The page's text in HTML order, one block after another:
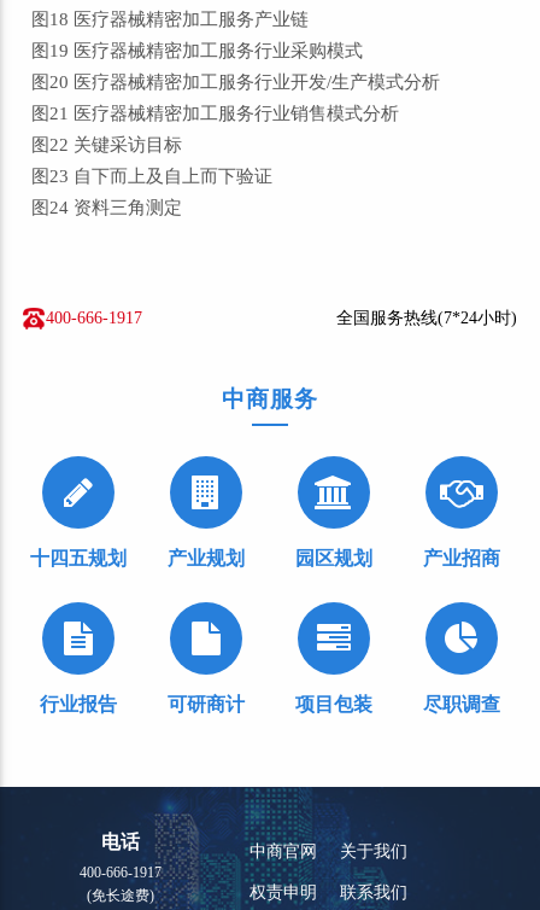
图18 医疗器械精密加工服务产业链
图19 医疗器械精密加工服务行业采购模式
图20 医疗器械精密加工服务行业开发/生产模式分析
图21 医疗器械精密加工服务行业销售模式分析
图22 关键采访目标
图23 自下而上及自上而下验证
图24 资料三角测定
400-666-1917 全国服务热线(7*24小时)
中商服务
十四五规划 产业规划 园区规划 产业招商
行业报告 可研商计 项目包装 尽职调查
电话
400-666-1917
(免长途费)
中商官网 关于我们
权责申明 联系我们